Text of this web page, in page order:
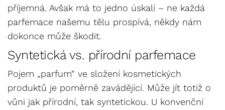
příjemná. Avšak má to jedno úskalí – ne každá
parfemace našemu tělu prospívá, někdy nám
dokonce může škodit.
Syntetická vs. přírodní parfemace
Pojem „parfum“ ve složení kosmetických
produktů je poměrně zavádějící. Může jít totiž o
vůni jak přírodní, tak syntetickou. U konvenční